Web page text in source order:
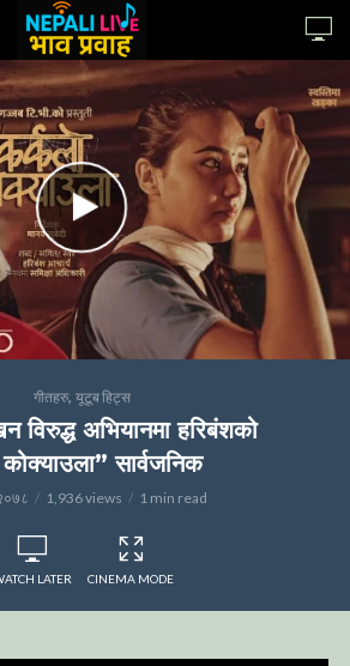
गीतहरु, यूटूब हिट्स
विरुद्ध अभियानमा हरिबंशको
सार्वजनिक
1,936 views 1 min read
LATER CINEMA MODE